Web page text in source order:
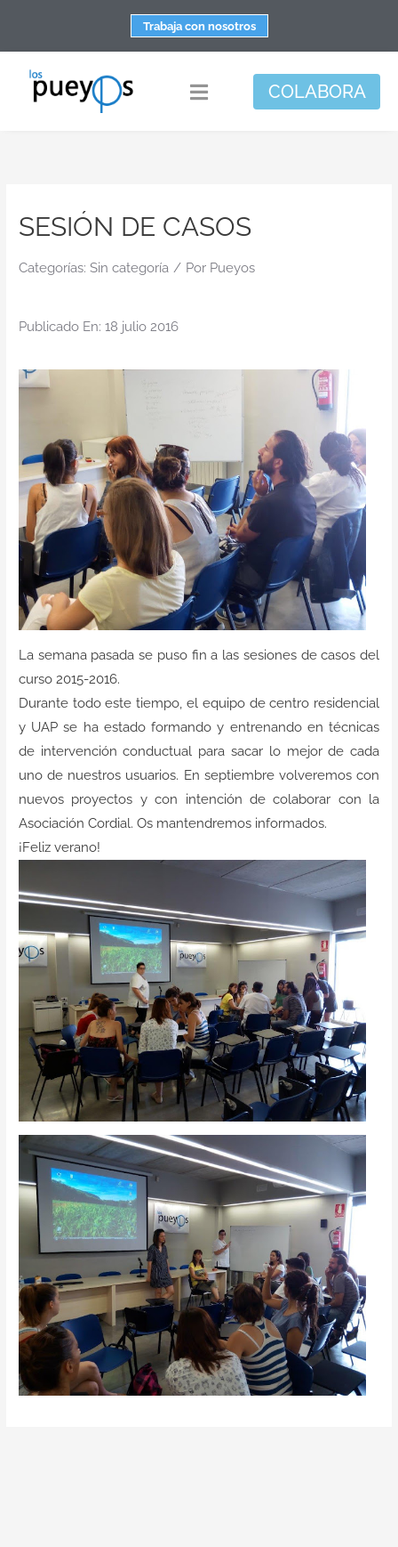
contenido
Trabaja con nosotros
Toggle
Apoyo personal y familiar
DisArte
Actualidad
Contacto
COLABORA
SESIÓN DE CASOS
Categorías: Sin categoría / Por Pueyos
Publicado En: 18 julio 2016
La semana pasada se puso fin a las sesiones de casos del
curso 2015-2016.
Durante todo este tiempo, el equipo de centro residencial
y UAP se ha estado formando y entrenando en técnicas
de intervención conductual para sacar lo mejor de cada
uno de nuestros usuarios. En septiembre volveremos con
nuevos proyectos y con intención de colaborar con la
Asociación Cordial. Os mantendremos informados.
¡Feliz verano!